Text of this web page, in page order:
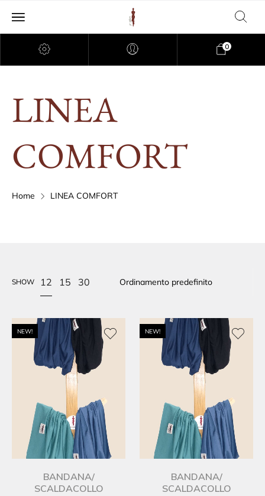
0
LINEA
COMFORT
Home LINEA COMFORT
SHOW 12 15 30
NEW!
BANDANA/
SCALDACOLLO
NEW!
BANDANA/
SCALDACOLLO